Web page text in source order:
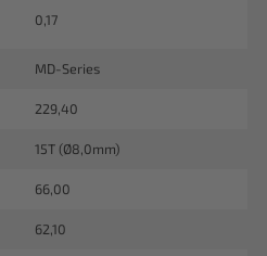
0,17
MD-Series
229,40
15T (Ø8,0mm)
66,00
62,10